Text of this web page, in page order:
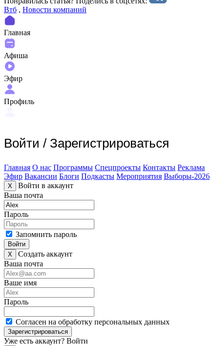
Втб , Новости компаний
Главная
Афиша
Эфир
Профиль
Войти / Зарегистрироваться
Главная О нас Программы Спецпроекты Контакты Реклама
Эфир Вакансии Блоги Подкасты Мероприятия Выборы-2026
X
Войти в аккаунт
Ваша почта
Пароль
Запомнить пароль
Войти
X
Создать аккаунт
Ваша почта
Ваше имя
Пароль
Согласен на обработку персональных данных
Зарегистрироваться
Уже есть аккаунт? Войти